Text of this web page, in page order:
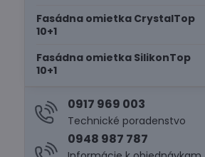
Fasádna omietka CrystalTop
10+1
Fasádna omietka SilikonTop
10+1
0917 969 003
Technické poradenstvo
0948 987 787